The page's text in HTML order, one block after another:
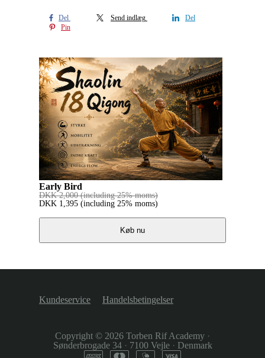
Del Send indlæg
Del
Pin
Early Bird
DKK 2,000 (including 25% moms)
DKK 1,395 (including 25% moms)
Køb nu
Kundeservice Handelsbetingelser
Copyright © 2026 Torben Rif Academy ·
Sønderbrogade 34 · 7100 Vejle · Denmark